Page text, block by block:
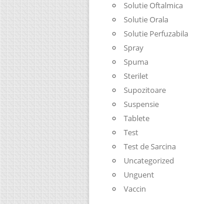
Solutie Oftalmica
Solutie Orala
Solutie Perfuzabila
Spray
Spuma
Sterilet
Supozitoare
Suspensie
Tablete
Test
Test de Sarcina
Uncategorized
Unguent
Vaccin